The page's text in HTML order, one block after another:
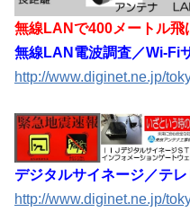
無線LANで400メートル飛
無線LAN電波調査／Wi-Fi
http://www.diginet.ne.jp/
デジタルサイネージ／テ
http://www.diginet.ne.jp/